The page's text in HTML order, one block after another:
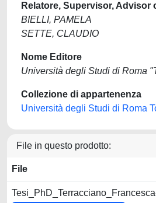
Relatore, Supervisor, Advisor
BIELLI, PAMELA
SETTE, CLAUDIO
Nome Editore
Università degli Studi di Roma
Collezione di appartenenza
Università degli Studi di Roma
File in questo prodotto:
File